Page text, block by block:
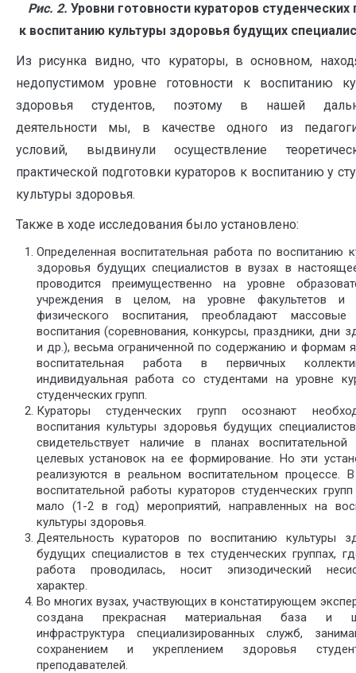
Рис. 2. Уровни готовности кураторов студенческих
к воспитанию культуры здоровья будущих
Из рисунка видно, что кураторы, в основном,
недопустимом уровне готовности к воспитанию
здоровья студентов, поэтому в нашей
деятельности мы, в качестве одного из
условий, выдвинули осуществление
практической подготовки кураторов к воспитанию у
культуры здоровья.
Также в ходе исследования было установлено:
Определенная воспитательная работа по воспитанию
здоровья будущих специалистов в вузах в
проводится преимущественно на уровне
учреждения в целом, на уровне факультетов и
физического воспитания, преобладают
воспитания (соревнования, конкурсы, праздники, дни
и др.), весьма ограниченной по содержанию и формам
воспитательная работа в первичных
индивидуальная работа со студентами на уровне
студенческих групп.
Кураторы студенческих групп осознают
воспитания культуры здоровья будущих
свидетельствует наличие в планах
целевых установок на ее формирование. Но эти
реализуются в реальном воспитательном процессе.
воспитательной работы кураторов студенческих
мало (1-2 в год) мероприятий, направленных на
культуры здоровья.
Деятельность кураторов по воспитанию культуры
будущих специалистов в тех студенческих группах,
работа проводилась, носит эпизодический
характер.
Во многих вузах, участвующих в констатирующем
создана прекрасная материальная база и
инфраструктура специализированных служб,
сохранением и укреплением здоровья
преподавателей.